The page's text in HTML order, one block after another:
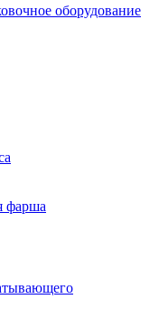
оборудование
фарша